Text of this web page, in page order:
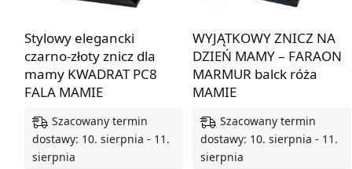
Stylowy elegancki
czarno-złoty znicz dla
mamy KWADRAT PC8
FALA MAMIE
Szacowany termin
dostawy: 10. sierpnia - 11.
sierpnia
WYJĄTKOWY ZNICZ NA
DZIEŃ MAMY – FARAON
MARMUR balck róża
MAMIE
Szacowany termin
dostawy: 10. sierpnia - 11.
sierpnia